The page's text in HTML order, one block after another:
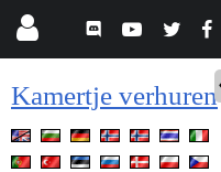
Kamertje verhuren